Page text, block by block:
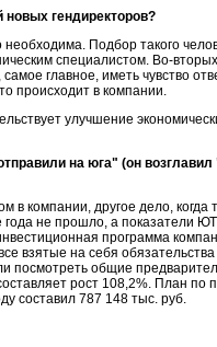
гендиректоров?
Подбор такого
специалистом. Во-вторых
главное, иметь чувство
происходит в компании.
улучшение
на юга" (он
в компании, другое дело, когда
не прошло, а показатели
программа
взятые на себя обязательства
посмотреть общие
рост 108,2%. План по
составил 787 148 тыс. руб.